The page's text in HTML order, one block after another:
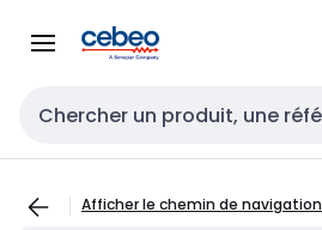
navigationau
Entrée de recherche
Afficher le chemin de navigation